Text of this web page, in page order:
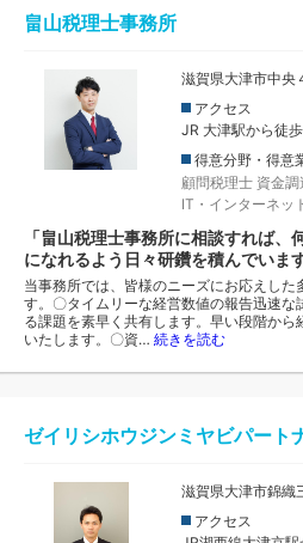
畠山税理士事務所
滋賀県大津市中央
アクセス
JR 大津駅から徒
得意分野・得意
顧問税理士 資金調
IT・インターネッ
「畠山税理士事務所に相談すれば、
になれるよう日々研鑽を積んでいます
当事務所では、皆様のニーズにお応えした
す。〇タイムリーな経営数値の報告迅速な
る課題を素早く共有します。早い段階か
いたします。〇資… 続きを読む
ゼイリシホウジンミヤビパート
滋賀県大津市錦織
アクセス